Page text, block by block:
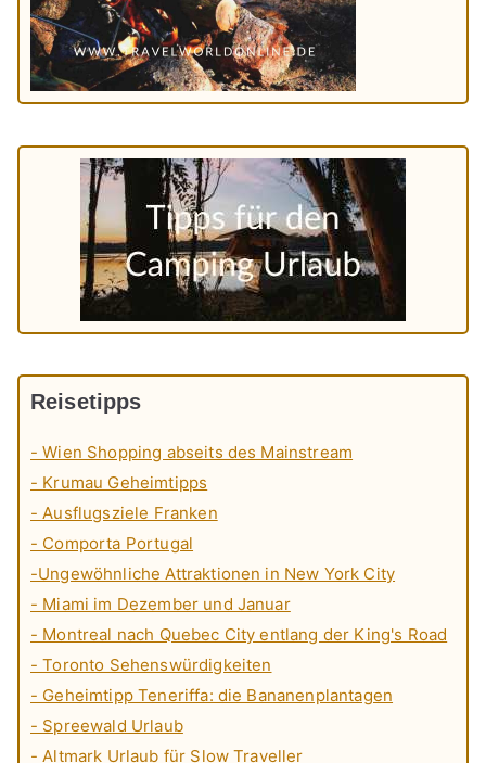
Reisetipps
- Wien Shopping abseits des Mainstream
- Krumau Geheimtipps
- Ausflugsziele Franken
- Comporta Portugal
-Ungewöhnliche Attraktionen in New York City
- Miami im Dezember und Januar
- Montreal nach Quebec City entlang der King's Road
- Toronto Sehenswürdigkeiten
- Geheimtipp Teneriffa: die Bananenplantagen
- Spreewald Urlaub
- Altmark Urlaub für Slow Traveller